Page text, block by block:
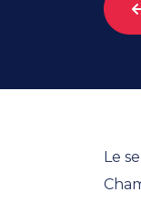
Le